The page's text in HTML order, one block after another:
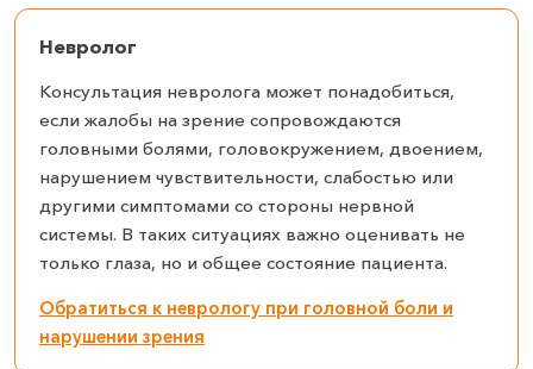
Невролог
Консультация невролога может понадобиться,
если жалобы на зрение сопровождаются
головными болями, головокружением, двоением,
нарушением чувствительности, слабостью или
другими симптомами со стороны нервной
системы. В таких ситуациях важно оценивать не
только глаза, но и общее состояние пациента.
Обратиться к неврологу при головной боли и
нарушении зрения